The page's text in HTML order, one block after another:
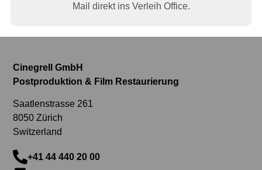
Mail direkt ins Verleih Office.
Cinegrell GmbH
Postproduktion & Film Restaurierung
Saatlenstrasse 261
8050 Zürich
Switzerland
+41 44 440 20 00